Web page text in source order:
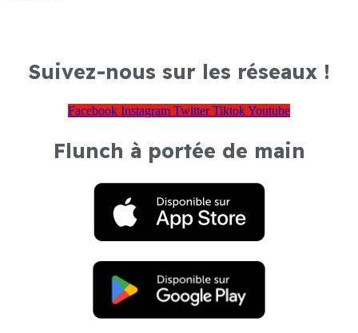
Suivez-nous sur les réseaux !
Facebook Instagram Twitter TiktokYoutube
Flunch à portée de main